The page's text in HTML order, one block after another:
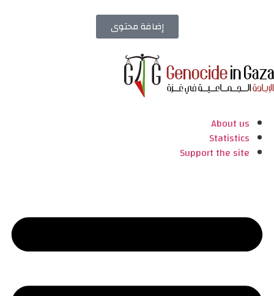
إضافة محتوى
About us
Statistics
Support the site